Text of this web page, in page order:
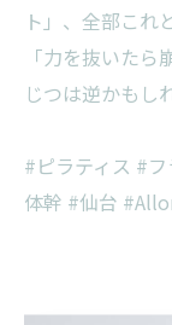
ト」、全部これ
「力を抜いた
じつは逆かもし
#ピラティス #
体幹 #仙台